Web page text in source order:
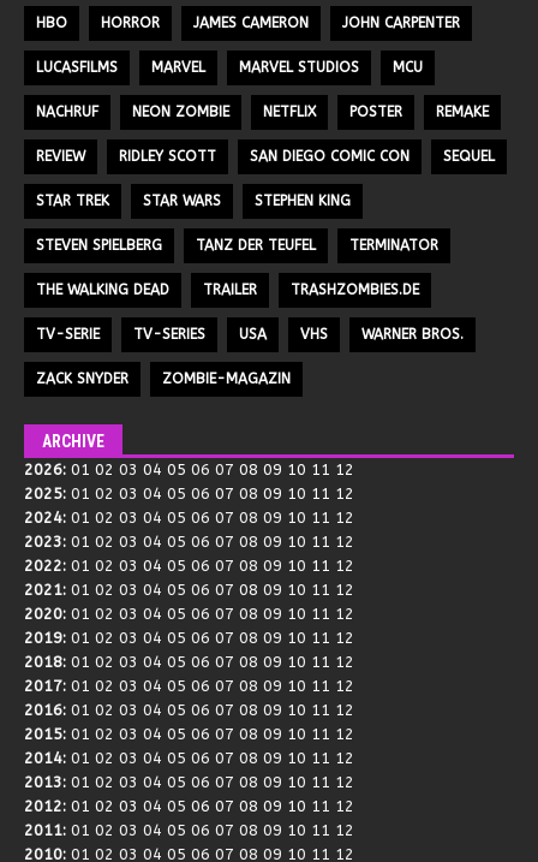
HBO HORROR JAMES CAMERON JOHN CARPENTER
LUCASFILMS MARVEL MARVEL STUDIOS MCU
NACHRUF NEON ZOMBIE NETFLIX POSTER REMAKE
REVIEW RIDLEY SCOTT SAN DIEGO COMIC CON SEQUEL
STAR TREK STAR WARS STEPHEN KING
STEVEN SPIELBERG TANZ DER TEUFEL TERMINATOR
THE WALKING DEAD TRAILER TRASHZOMBIES.DE
TV-SERIE TV-SERIES USA VHS WARNER BROS.
ZACK SNYDER ZOMBIE-MAGAZIN
ARCHIVE
2026: 01 02 03 04 05 06 07 08 09 10 11 12
2025: 01 02 03 04 05 06 07 08 09 10 11 12
2024: 01 02 03 04 05 06 07 08 09 10 11 12
2023: 01 02 03 04 05 06 07 08 09 10 11 12
2022: 01 02 03 04 05 06 07 08 09 10 11 12
2021: 01 02 03 04 05 06 07 08 09 10 11 12
2020: 01 02 03 04 05 06 07 08 09 10 11 12
2019: 01 02 03 04 05 06 07 08 09 10 11 12
2018: 01 02 03 04 05 06 07 08 09 10 11 12
2017: 01 02 03 04 05 06 07 08 09 10 11 12
2016: 01 02 03 04 05 06 07 08 09 10 11 12
2015: 01 02 03 04 05 06 07 08 09 10 11 12
2014: 01 02 03 04 05 06 07 08 09 10 11 12
2013: 01 02 03 04 05 06 07 08 09 10 11 12
2012: 01 02 03 04 05 06 07 08 09 10 11 12
2011: 01 02 03 04 05 06 07 08 09 10 11 12
2010: 01 02 03 04 05 06 07 08 09 10 11 12